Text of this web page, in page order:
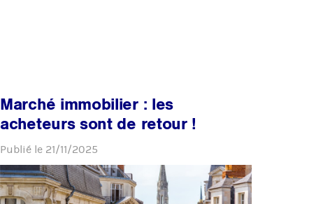
Marché immobilier : les
acheteurs sont de retour !
Publié le 21/11/2025